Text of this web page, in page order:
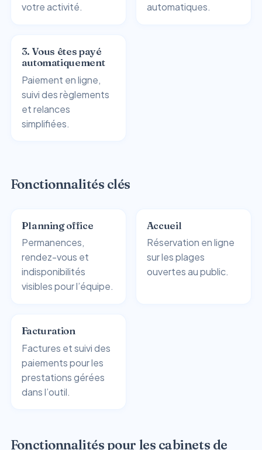
votre activité.
automatiques.
3. Vous êtes payé
automatiquement
Paiement en ligne,
suivi des règlements
et relances
simplifiées.
Fonctionnalités clés
Planning office
Permanences,
rendez-vous et
indisponibilités
visibles pour l’équipe.
Accueil
Réservation en ligne
sur les plages
ouvertes au public.
Facturation
Factures et suivi des
paiements pour les
prestations gérées
dans l’outil.
Fonctionnalités pour les cabinets de